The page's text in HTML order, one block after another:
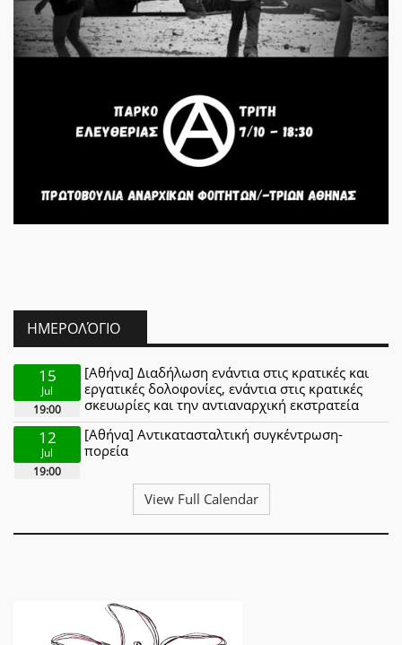
ΗΜΕΡΟΛΌΓΙΟ
15
Jul
19:00
[Αθήνα] Διαδήλωση ενάντια στις κρατικές και
εργατικές δολοφονίες, ενάντια στις κρατικές
σκευωρίες και την αντιαναρχική εκστρατεία
12
Jul
19:00
[Αθήνα] Αντικατασταλτική συγκέντρωση-
πορεία
View Full Calendar